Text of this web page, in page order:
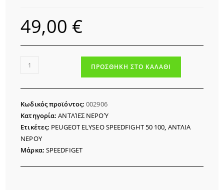
49,00 €
ΑΝΤΛΙΑ
PEUGEOT
SPEEDFIGHT
50
cc
TAIWAN
ποσότητα
ΠΡΟΣΘΉΚΗ ΣΤΟ ΚΑΛΆΘΙ
Κωδικός προϊόντος:002906
Κατηγορία:ΑΝΤΛΊΕΣ ΝΕΡΟΎ
Ετικέτες: PEUGEOT ELYSEO SPEEDFIGHT 50 100, ΑΝΤΛΙΑ
ΝΕΡΟΥ
Μάρκα: SPEEDFIGET